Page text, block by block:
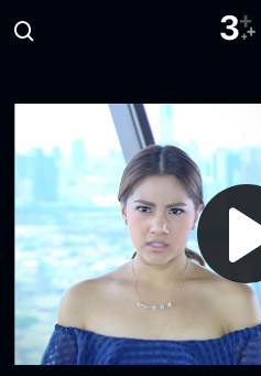
Play
โอกาสมาก็ต้
คุณลองใช้มา
เรามาคุยกั